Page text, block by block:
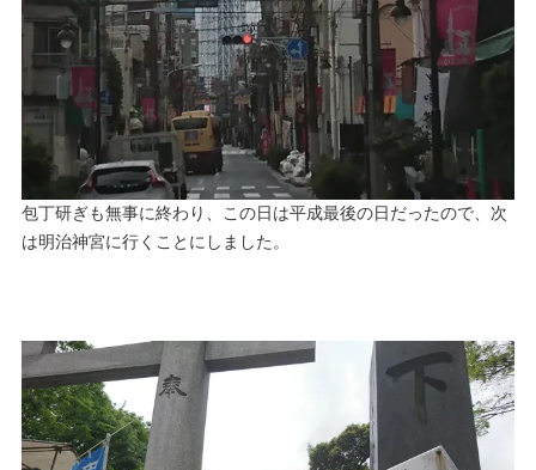
包丁研ぎも無事に終わり、この日は平成最後の日だったので、次
は明治神宮に行くことにしました。